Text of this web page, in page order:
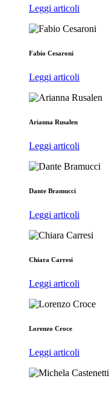
Leggi articoli
Fabio Cesaroni
Leggi articoli
Arianna Rusalen
Leggi articoli
Dante Bramucci
Leggi articoli
Chiara Carresi
Leggi articoli
Lorenzo Croce
Leggi articoli